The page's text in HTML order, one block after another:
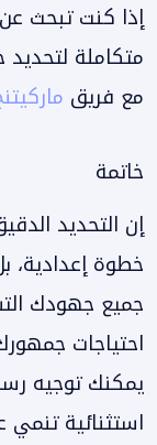
إذا كنت تبحث
متكاملة
مع فريق
خاتمة
إن التحديد
خطوة إعدادية،
احتياجات
يمكنك توجيه
استثنائية